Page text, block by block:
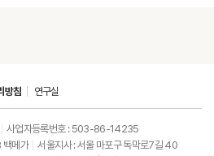
방침 연구실
사업자등록번호 : 503-86-14235
백메가
서울지사 : 서울 마포구 독막로7길 40